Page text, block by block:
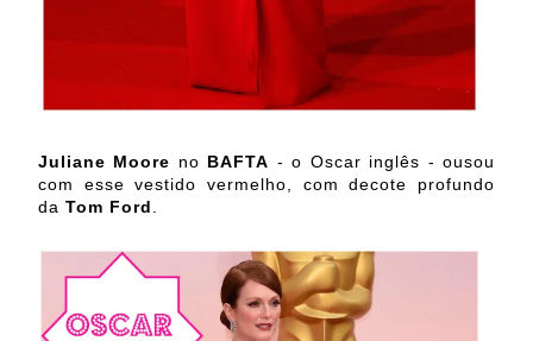
Juliane Moore no BAFTA - o Oscar inglês - ousou
com esse vestido vermelho, com decote profundo
da Tom Ford.